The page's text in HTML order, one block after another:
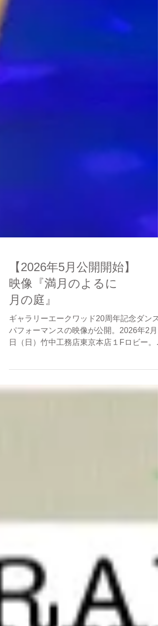
【2026年5月公開開始】
映像『満月のよるに
月の庭』
ギャラリーエークワッド20周年記念ダンス
パフォーマンスの映像が公開。2026年2月1
ンス：森山開次 ピアノ：まつおかえみ